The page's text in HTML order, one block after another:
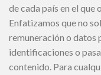
de cada país en el
Enfatizamos que no
remuneración o datos
identificaciones o
contenido. Para